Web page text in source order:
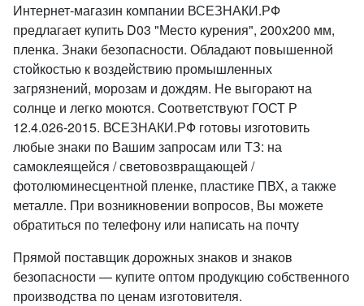
Интернет-магазин компании ВСЕЗНАКИ.РФ
предлагает купить D03 "Место курения", 200x200 мм,
пленка. Знаки безопасности. Обладают повышенной
стойкостью к воздействию промышленных
загрязнений, морозам и дождям. Не выгорают на
солнце и легко моются. Соответствуют ГОСТ Р
12.4.026-2015. ВСЕЗНАКИ.РФ готовы изготовить
любые знаки по Вашим запросам или ТЗ: на
самоклеящейся / световозвращающей /
фотолюминесцентной пленке, пластике ПВХ, а также
металле. При возникновении вопросов, Вы можете
обратиться по телефону или написать на почту
Прямой поставщик дорожных знаков и знаков
безопасности — купите оптом продукцию собственного
производства по ценам изготовителя.